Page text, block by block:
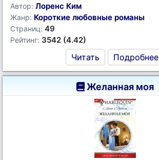
Автор: Лоренс Ким
Жанр: Короткие любовные романы
Страниц: 49
Рейтинг: 3542 (4.42)
Читать Подробнее
Желанная моя